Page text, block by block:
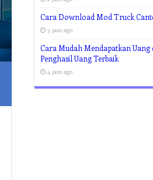
Cara Download Mod Truck
3 jam ago
Cara Mudah Mendapatkan Uang
Penghasil Uang Terbaik
4 jam ago